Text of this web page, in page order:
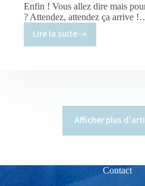
Enfin ! Vous allez dire mais
? Attendez, attendez ça arrive
Lire la suite
Stage
Afficher plus
Contact